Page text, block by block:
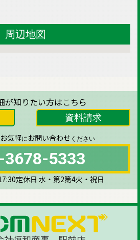
周辺地図
が知りたい方はこちら
資料請求
お気軽に お問い合わせ ください
3678-5333
定休日 水・第2第4火・祝日